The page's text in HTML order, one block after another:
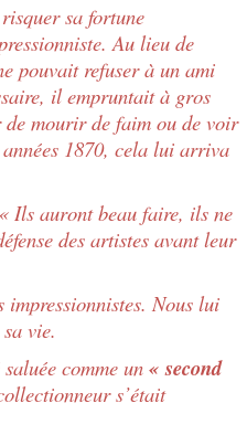
sa fortune
Au lieu de
pouvait refuser à un ami
il empruntait à gros
de mourir de faim ou de voir
1870, cela lui arriva
Ils auront beau faire, ils ne
des artistes avant leur
Nous lui
vie.
comme un « second
s’était